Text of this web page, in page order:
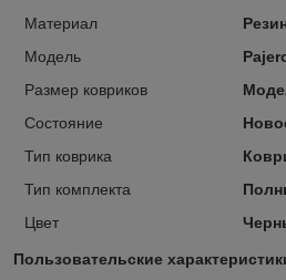
Материал
Модель
Размер ковриков
Состояние
Тип коврика
Тип комплекта
Цвет
Пользовательские